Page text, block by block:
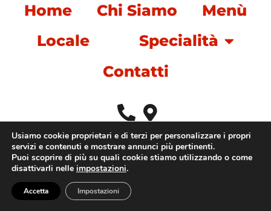
Home Chi Siamo
Menù
Locale
Specialità
Contatti
Privacy policy
P.Iva e C.f.
05780520960
Usiamo cookie proprietari e di terzi per personalizzare i propri
servizi e contenuti e mostrare annunci più pertinenti.
Puoi scoprire di più su quali cookie stiamo utilizzando o come
disattivarli nelle impostazioni.
Accetta Impostazioni